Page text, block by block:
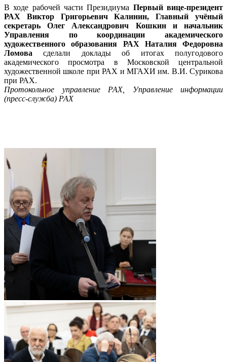
В ходе рабочей части Президиума Первый вице-президент
РАХ Виктор Григорьевич Калинин, Главный учёный
секретарь Олег Александрович Кошкин и начальник
Управления по координации академического
художественного образования РАХ Наталия Федоровна
Ломовасделали доклады об итогах полугодового
академического просмотра в Московской центральной
художественной школе при РАХ и МГАХИ им. В.И. Сурикова
при РАХ.
Протокольное управление РАХ, Управление информации
(пресс-служба) РАХ